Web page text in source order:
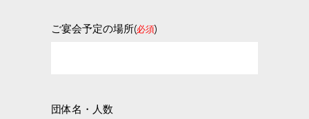
ご宴会予定の場所(必須)
団体名・人数